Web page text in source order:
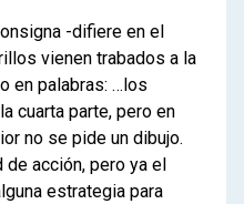
-difiere en el
vienen trabados a la
en palabras: …los
cuarta parte, pero en
no se pide un dibujo.
acción, pero ya el
estrategia para